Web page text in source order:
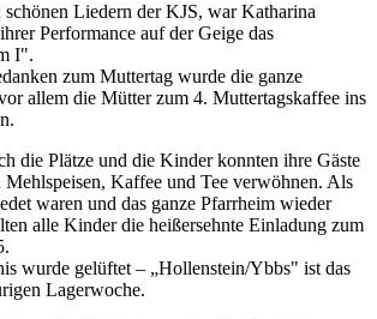
schönen Liedern der KJS, war Katharina
Performance auf der Geige das
I".
zum Muttertag wurde die ganze
allem die Mütter zum 4. Muttertagskaffee ins
die Plätze und die Kinder konnten ihre Gäste
Mehlspeisen, Kaffee und Tee verwöhnen. Als
waren und das ganze Pfarrheim wieder
alle Kinder die heißersehnte Einladung zum
wurde gelüftet – „Hollenstein/Ybbs" ist das
Lagerwoche.